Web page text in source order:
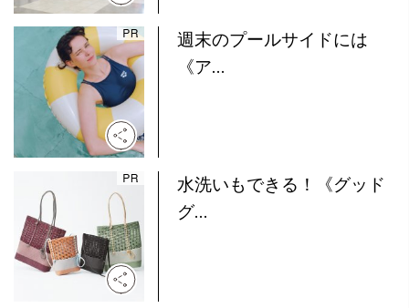
週末のプールサイドには
《ア...
水洗いもできる！《グッド
グ...